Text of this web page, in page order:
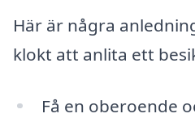
Här är några
klokt att anlita ett
Få en oberoende